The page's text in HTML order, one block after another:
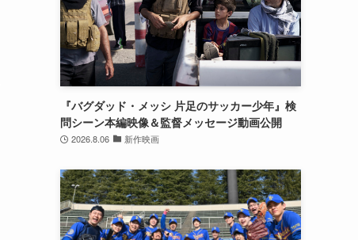
『バグダッド・メッシ 片足のサッカー少年』検
問シーン本編映像＆監督メッセージ動画公開
2026.8.06 新作映画